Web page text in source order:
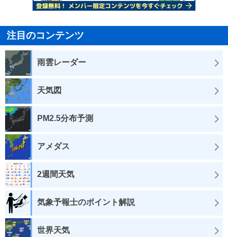
注目のコンテンツ
雨雲レーダー
天気図
PM2.5分布予測
アメダス
2週間天気
気象予報士のポイント解説
世界天気